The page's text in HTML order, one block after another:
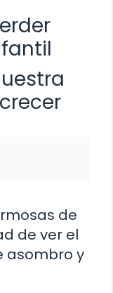
de
de ver el
asombro y